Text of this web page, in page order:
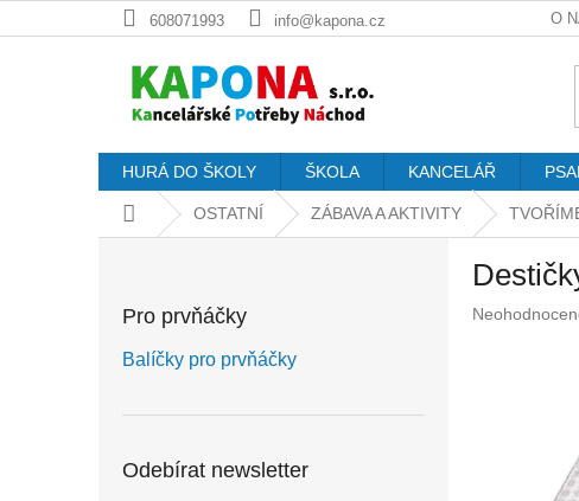
na
608071993 info@kapona.cz O
HURÁ DO ŠKOLY ŠKOLA KANCELÁŘ
Domů OSTATNÍ ZÁBAVA A AKTIVITY
Pro prvňáčky
Balíčky pro prvňáčky
Odebírat newsletter
Průměrné